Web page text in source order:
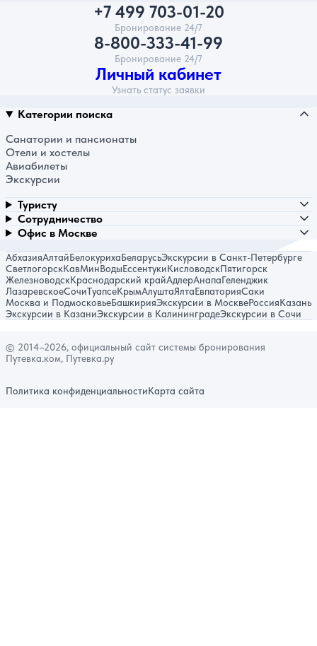
+7 499 703-01-20
Бронирование 24/7
8-800-333-41-99
Бронирование 24/7
Личный кабинет
Узнать статус заявки
Категории поиска
Санатории и пансионаты
Отели и хостелы
Авиабилеты
Экскурсии
Туристу
Сотрудничество
Офис в Москве
АбхазияАлтайБелокурихаБеларусьЭкскурсии в Санкт-Петербурге
СветлогорскКавМинВодыЕссентукиКисловодскПятигорск
ЖелезноводскКраснодарский крайАдлерАнапаГеленджик
ЛазаревскоеСочиТуапсеКрымАлуштаЯлтаЕвпаторияСаки
Москва и ПодмосковьеБашкирияЭкскурсии в МосквеРоссияКазань
Экскурсии в КазаниЭкскурсии в КалининградеЭкскурсии в Сочи
© 2014–2026, официальный сайт системы бронирования
Путевка.ком, Путевка.ру
Политика конфиденциальностиКарта сайта